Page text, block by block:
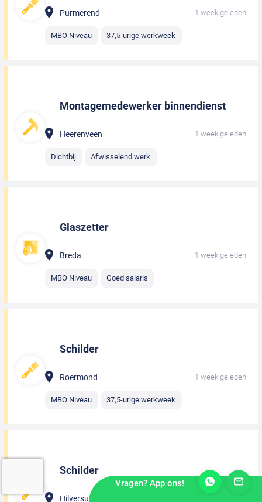
Purmerend 1 week geleden
MBO Niveau 37,5-urige werkweek
Montagemedewerker binnendienst
Heerenveen 1 week geleden
Dichtbij Afwisselend werk
Glaszetter
Breda 1 week geleden
MBO Niveau Goed salaris
Schilder
Roermond 1 week geleden
MBO Niveau 37,5-urige werkweek
Schilder
Hilversum
Vragen? App ons!